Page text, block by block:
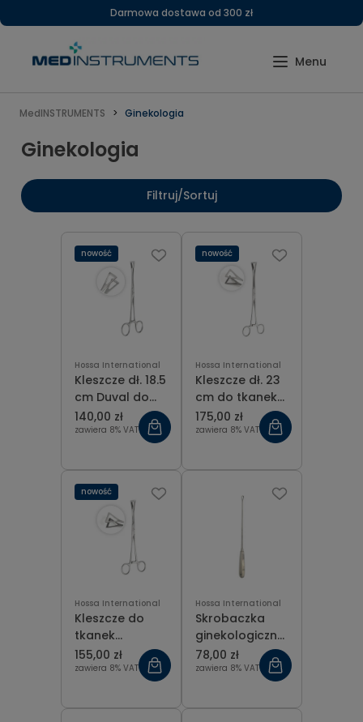
Darmowa dostawa od 300 zł
MedINSTRUMENTS Ginekologia
Ginekologia
Filtruj/Sortuj
Hossa International
Kleszcze dł. 18.5
cm Duval do
tkanek
chirurgiczne
140,00 zł
zawiera 8% VAT
nowość
Hossa International
Kleszcze dł. 23
cm do tkanek
chirurgiczne
Duval trójkątne
175,00 zł
zawiera 8% VAT
nowość
Hossa International
Kleszcze do
tkanek
chirurgiczne
Duval trójkątne
155,00 zł
zawiera 8% VAT
nowość
Hossa International
Skrobaczka
ginekologiczna
ostra Recamier
fig 0 (6 mm), dł.
78,00 zł
zawiera 8% VAT